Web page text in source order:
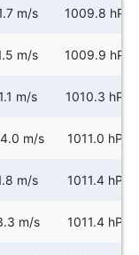
m/s 1009.8 hPa
m/s 1009.9 hPa
1.1 m/s 1010.3 hPa
m/s 1011.0 hPa
m/s 1011.4 hPa
m/s 1011.4 hPa